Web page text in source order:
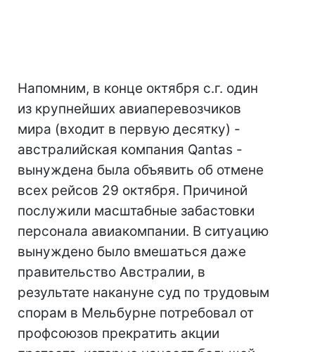
Напомним, в конце октября с.г. один
из крупнейших авиаперевозчиков
мира (входит в первую десятку) -
австралийская компания Qantas -
вынуждена была объявить об отмене
всех рейсов 29 октября. Причиной
послужили масштабные забастовки
персонала авиакомпании. В ситуацию
вынуждено было вмешаться даже
правительство Австралии, в
результате накануне суд по трудовым
спорам в Мельбурне потребовал от
профсоюзов прекратить акции